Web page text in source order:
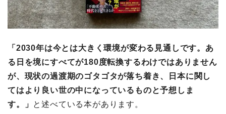
「2030年は今とは大きく環境が変わる見通しです。あ
る日を境にすべてが180度転換するわけではありません
が、現状の過渡期のゴタゴタが落ち着き、日本に関し
てはより良い世の中になっているものと予想しま
す。」 と述べている本があります。